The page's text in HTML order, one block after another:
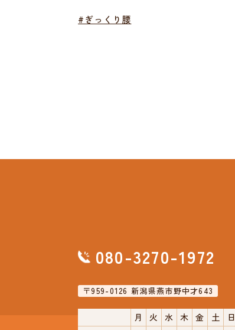
#ぎっくり腰
080-3270-1972
〒959-0126 新潟県燕市野中才643
月 火 水 木 金 土 日